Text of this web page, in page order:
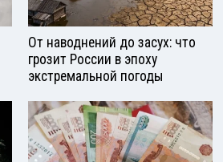
От наводнений до засух: что
грозит России в эпоху
экстремальной погоды